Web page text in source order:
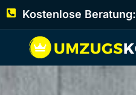
Kostenlose Beratung: